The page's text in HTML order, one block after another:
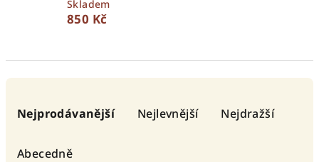
Skladem
850 Kč
Nejprodávanější Nejlevnější Nejdražší
Abecedně